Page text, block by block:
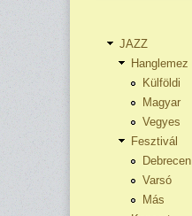
JAZZ
Hanglemez
Külföldi
Magyar
Vegyes
Fesztivál
Debrecen
Varsó
Más